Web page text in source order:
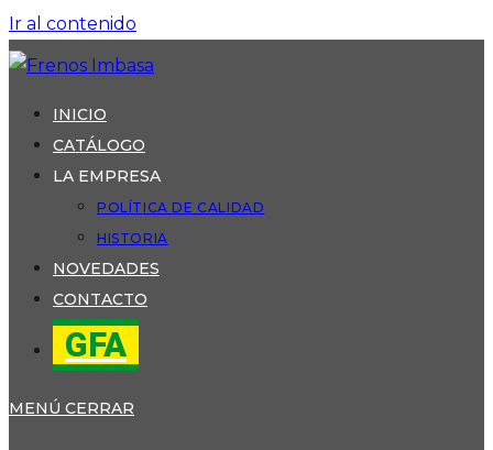
Ir al contenido
INICIO
CATÁLOGO
LA EMPRESA
POLÍTICA DE CALIDAD
HISTORIA
NOVEDADES
CONTACTO
GFA
MENÚ CERRAR